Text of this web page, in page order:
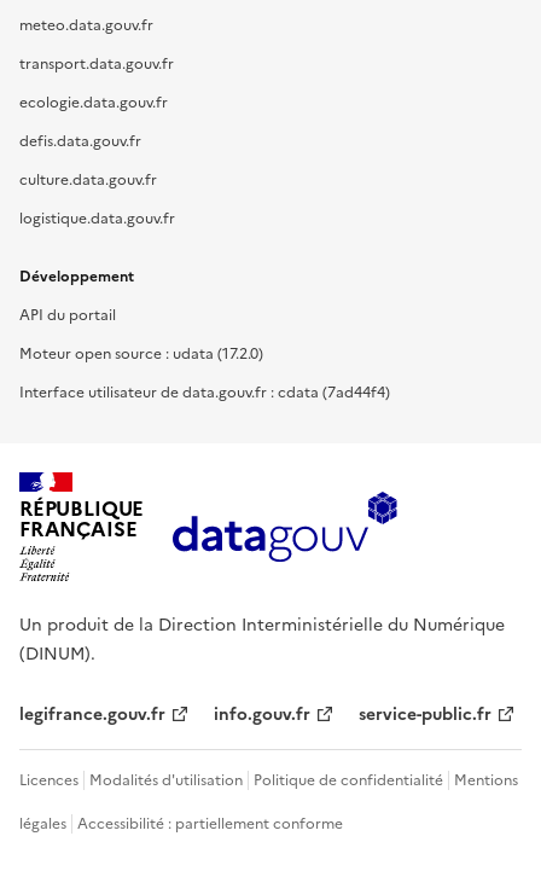
meteo.data.gouv.fr
transport.data.gouv.fr
ecologie.data.gouv.fr
defis.data.gouv.fr
culture.data.gouv.fr
logistique.data.gouv.fr
Développement
API du portail
Moteur open source : udata (17.2.0)
Interface utilisateur de data.gouv.fr : cdata (7ad44f4)
RÉPUBLIQUE
FRANÇAISE
Un produit de la Direction Interministérielle du Numérique
(DINUM).
legifrance.gouv.fr info.gouv.fr service-public.fr
Licences Modalités d'utilisation Politique de confidentialité Mentions
légales Accessibilité : partiellement conforme